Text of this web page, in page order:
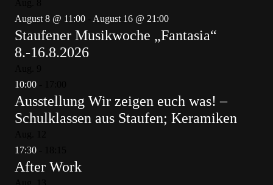
August 8 @ 11:00
August 16 @ 21:00
Staufener Musikwoche „Fantasia“
8.-16.8.2026
10:00
Ausstellung Wir zeigen euch was! –
Schulklassen aus Staufen; Keramiken
17:30
After Work